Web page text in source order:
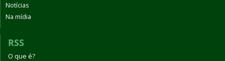
Notícias
Na mídia
RSS
O que é?